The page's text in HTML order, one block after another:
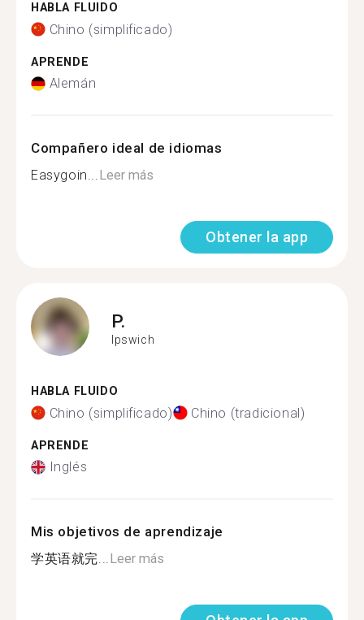
HABLA FLUIDO
Chino (simplificado)
APRENDE
Alemán
Compañero ideal de idiomas
Easygoin...Leer más
Obtener la app
P.
Ipswich
HABLA FLUIDO
Chino (simplificado) Chino (tradicional)
APRENDE
Inglés
Mis objetivos de aprendizaje
学英语就完...Leer más